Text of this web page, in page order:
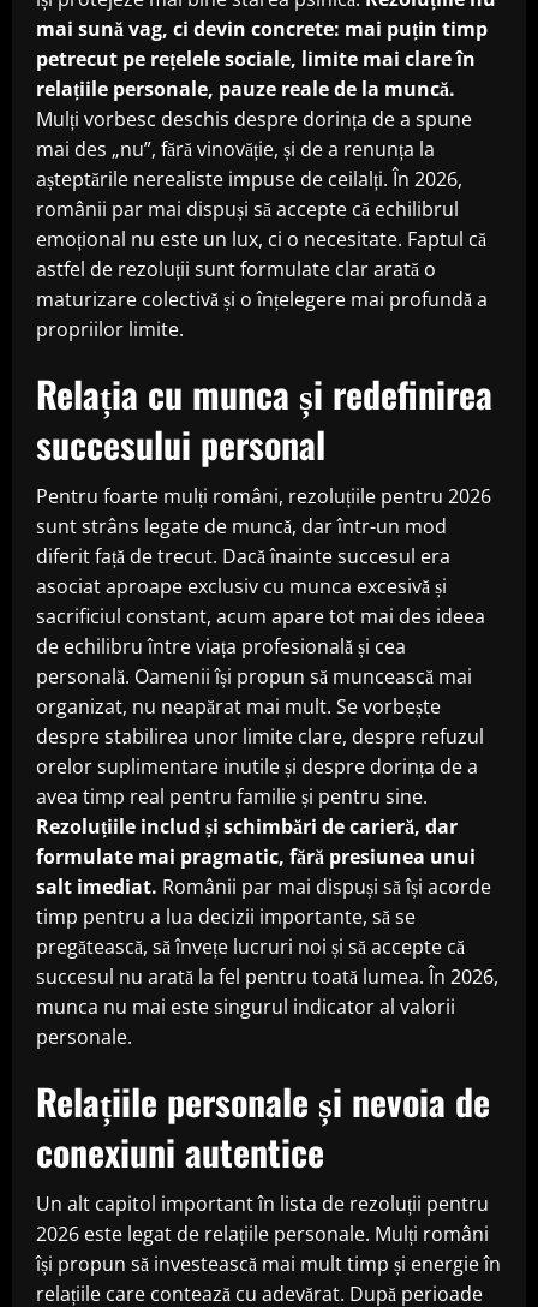
mai sună vag, ci devin concrete: mai puțin timp
petrecut pe rețelele sociale, limite mai clare în
relațiile personale, pauze reale de la muncă.
Mulți vorbesc deschis despre dorința de a spune
mai des „nu”, fără vinovăție, și de a renunța la
așteptările nerealiste impuse de ceilalți. În 2026,
românii par mai dispuși să accepte că echilibrul
emoțional nu este un lux, ci o necesitate. Faptul că
astfel de rezoluții sunt formulate clar arată o
maturizare colectivă și o înțelegere mai profundă a
propriilor limite.
Relația cu munca și redefinirea
succesului personal
Pentru foarte mulți români, rezoluțiile pentru 2026
sunt strâns legate de muncă, dar într-un mod
diferit față de trecut. Dacă înainte succesul era
asociat aproape exclusiv cu munca excesivă și
sacrificiul constant, acum apare tot mai des ideea
de echilibru între viața profesională și cea
personală. Oamenii își propun să muncească mai
organizat, nu neapărat mai mult. Se vorbește
despre stabilirea unor limite clare, despre refuzul
orelor suplimentare inutile și despre dorința de a
avea timp real pentru familie și pentru sine.
Rezoluțiile includ și schimbări de carieră, dar
formulate mai pragmatic, fără presiunea unui
salt imediat. Românii par mai dispuși să își acorde
timp pentru a lua decizii importante, să se
pregătească, să învețe lucruri noi și să accepte că
succesul nu arată la fel pentru toată lumea. În 2026,
munca nu mai este singurul indicator al valorii
personale.
Relațiile personale și nevoia de
conexiuni autentice
Un alt capitol important în lista de rezoluții pentru
2026 este legat de relațiile personale. Mulți români
își propun să investească mai mult timp și energie în
relațiile care contează cu adevărat. După perioade